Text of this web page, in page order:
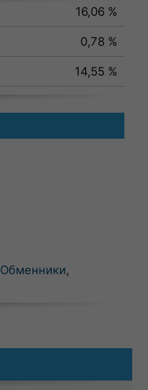
16,06 %
0,78 %
14,55 %
Обменники,